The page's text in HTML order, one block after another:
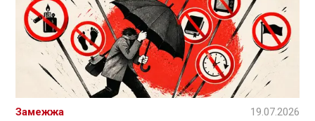
Замежжа 19.07.2026